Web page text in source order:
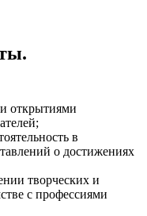
открытиями
в
о достижениях
творческих и
с профессиями